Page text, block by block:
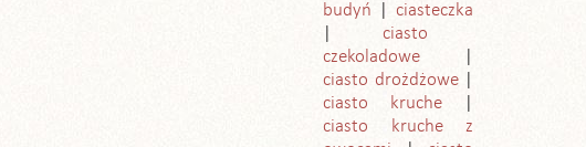
budyń
ciasteczka
ciasto
czekoladowe
ciasto drożdżowe
ciasto kruche
ciasto kruche z